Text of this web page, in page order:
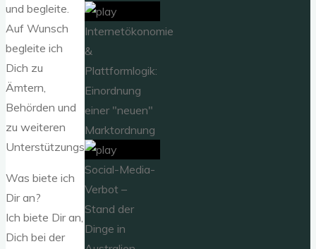
und begleite.
Auf Wunsch
begleite ich
Dich zu
Ämtern,
Behörden und
zu weiteren
Unterstützungsangeboten.
Was biete ich
Dir an?
Ich biete Dir an,
Dich bei der
Internetökonomie
&
Plattformlogik:
Einordnung
einer "neuen"
Marktordnung
Social-Media-
Verbot –
Stand der
Dinge in